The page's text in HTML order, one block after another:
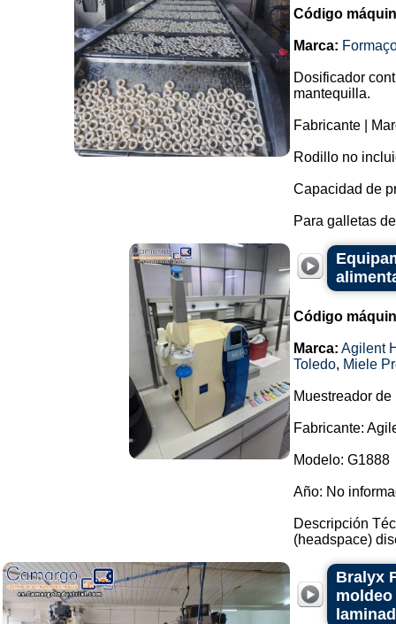
Código
Marca:
Dosificador
mantequilla.
Fabricante |
Rodillo no
Capacidad de
Para galletas
Código
Marca: Agilent
Toledo, Miele
Muestreador
Fabricante:
Modelo: G1888
Año: No
Descripción
(headspace)
Bralyx